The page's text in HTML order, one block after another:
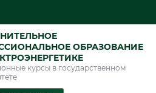
ОБРАЗОВАНИЕ
курсы в государственном